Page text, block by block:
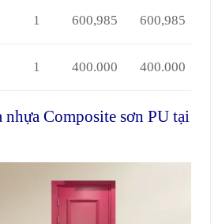
1 600,985 600,985
1 400.000 400.000
nhựa Composite sơn PU tại